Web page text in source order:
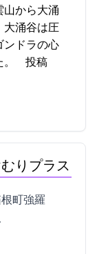
山から大涌
大涌谷は圧
ンドラの心
07:21:54投稿
りプラス
羅1300-19